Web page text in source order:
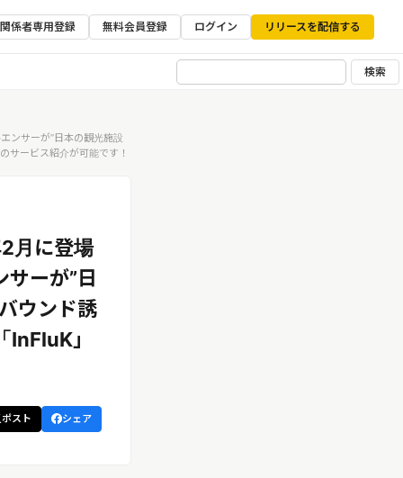
係者専用登録 無料会員登録 ログイン リリースを配信する
検索
ンサーが”日本の観光施設
サービス紹介が可能です！
月に登場
ーが”日
ウンド誘
」
ポスト シェア